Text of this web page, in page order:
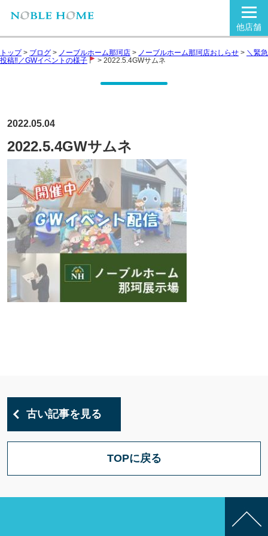
他店舗
トップ> ブログ > ノーブルホーム那珂店 > ノーブルホーム那珂店おしらせ > ＼緊急
投稿‼／GWイベントの様子
> 2022.5.4GWサムネ
2022.05.04
2022.5.4GWサムネ
古い記事を見る
TOPに戻る